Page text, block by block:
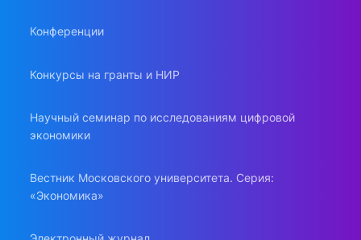
Конференции
Конкурсы на гранты и НИР
Научный семинар по исследованиям цифровой
экономики
Вестник Московского университета. Серия:
«Экономика»